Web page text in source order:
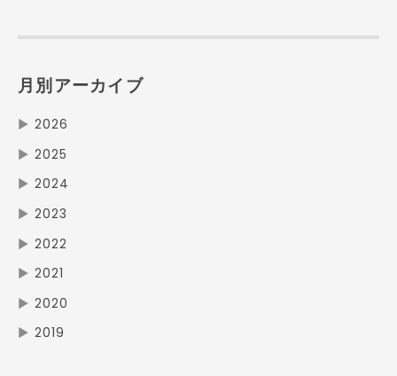
月別アーカイブ
▶ 2026
▶ 2025
▶ 2024
▶ 2023
▶ 2022
▶ 2021
▶ 2020
▶ 2019